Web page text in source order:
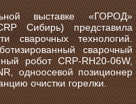
выставке «ГОРОД»
Сибирь) представила
сварочных технологий.
сварочный
робот CRP-RH20-06W,
одноосевой позиционер
очистки горелки.